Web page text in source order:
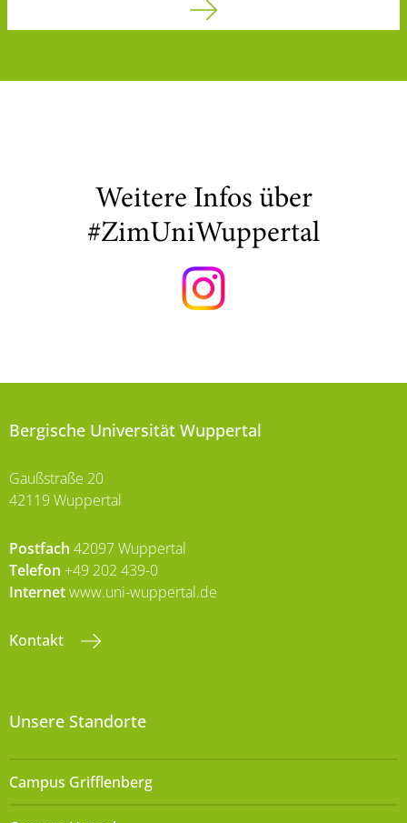
Weitere Infos über
#ZimUniWuppertal
Bergische Universität Wuppertal
Gaußstraße 20
42119 Wuppertal
Postfach 42097 Wuppertal
Telefon +49 202 439-0
Internetwww.uni-wuppertal.de
Kontakt
Unsere Standorte
Campus Grifflenberg